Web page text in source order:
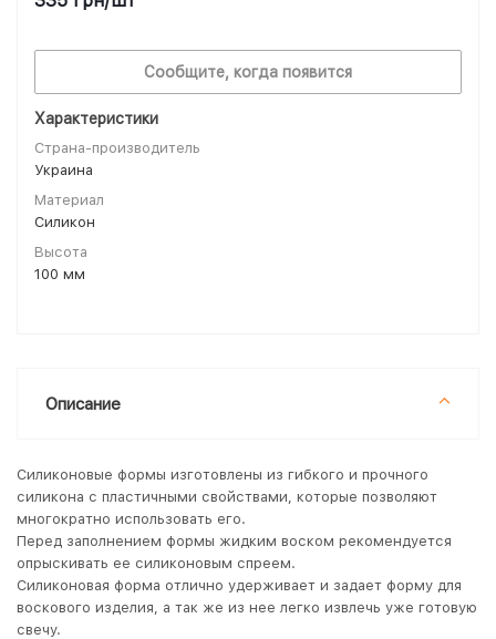
Характеристики
Страна-производитель
Украина
Материал
Силикон
Высота
100 мм
Сообщите, когда появится
Описание
Силиконовые формы изготовлены из гибкого и прочного
силикона с пластичными свойствами, которые позволяют
многократно использовать его.
Перед заполнением формы жидким воском рекомендуется
опрыскивать ее силиконовым спреем.
Силиконовая форма отлично удерживает и задает форму для
воскового изделия, а так же из нее легко извлечь уже готовую
свечу.